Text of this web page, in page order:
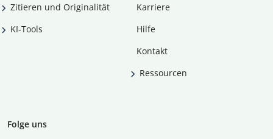
Zitieren und Originalität
KI-Tools
Karriere
Hilfe
Kontakt
Ressourcen
Folge uns